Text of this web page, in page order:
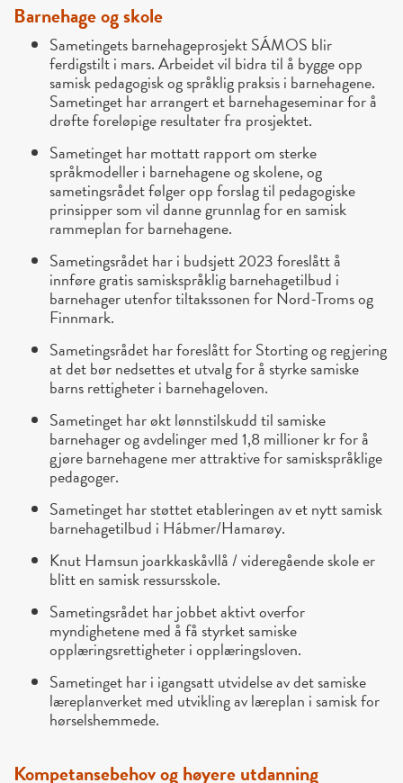
Barnehage og skole
Sametingets barnehageprosjekt SÁMOS blir
ferdigstilt i mars. Arbeidet vil bidra til å bygge opp
samisk pedagogisk og språklig praksis i barnehagene.
Sametinget har arrangert et barnehageseminar for å
drøfte foreløpige resultater fra prosjektet.
Sametinget har mottatt rapport om sterke
språkmodeller i barnehagene og skolene, og
sametingsrådet følger opp forslag til pedagogiske
prinsipper som vil danne grunnlag for en samisk
rammeplan for barnehagene.
Sametingsrådet har i budsjett 2023 foreslått å
innføre gratis samiskspråklig barnehagetilbud i
barnehager utenfor tiltakssonen for Nord-Troms og
Finnmark.
Sametingsrådet har foreslått for Storting og regjering
at det bør nedsettes et utvalg for å styrke samiske
barns rettigheter i barnehageloven.
Sametinget har økt lønnstilskudd til samiske
barnehager og avdelinger med 1,8 millioner kr for å
gjøre barnehagene mer attraktive for samiskspråklige
pedagoger.
Sametinget har støttet etableringen av et nytt samisk
barnehagetilbud i Hábmer/Hamarøy.
Knut Hamsun joarkkaskåvllå / videregående skole er
blitt en samisk ressursskole.
Sametingsrådet har jobbet aktivt overfor
myndighetene med å få styrket samiske
opplæringsrettigheter i opplæringsloven.
Sametinget har i igangsatt utvidelse av det samiske
læreplanverket med utvikling av læreplan i samisk for
hørselshemmede.
Kompetansebehov og høyere utdanning